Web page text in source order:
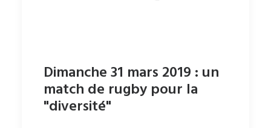
Dimanche 31 mars 2019 : un
match de rugby pour la
"diversité"